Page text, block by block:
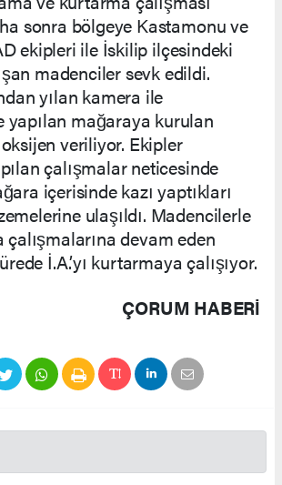
sonra bölgeye Kastamonu ve
ekipleri ile İskilip ilçesindeki
madenciler sevk edildi.
yılan kamera ile
yapılan mağaraya kurulan
veriliyor. Ekipler
çalışmalar neticesinde
içerisinde kazı yaptıkları
ulaşıldı. Madencilerle
devam eden
İ.A.’yı kurtarmaya çalışıyor.
ÇORUM HABERİ